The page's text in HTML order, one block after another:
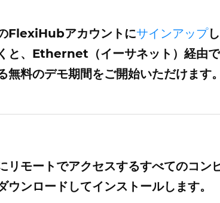
FlexiHubアカウントにサインアップ
と、Ethernet（イーサネット）経由
無料のデモ期間をご開始いただけます
リモートでアクセスするすべてのコン
ウンロードしてインストールします。